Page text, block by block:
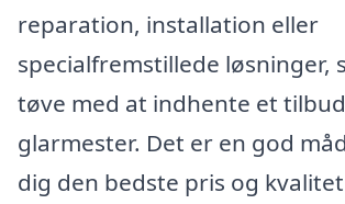
reparation, installation eller
specialfremstillede løsninger,
tøve med at indhente et
glarmester. Det er en god
dig den bedste pris og